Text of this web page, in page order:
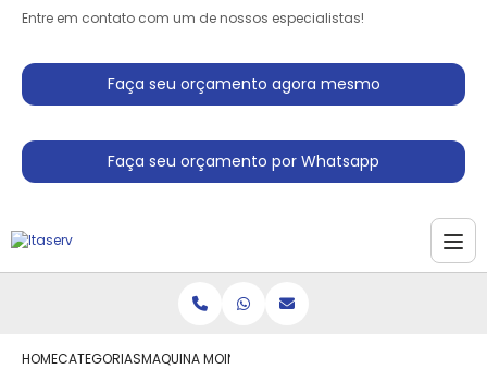
Entre em contato com um de nossos especialistas!
Faça seu orçamento agora mesmo
Faça seu orçamento por Whatsapp
HOMECATEGORIASMAQUINA MOINHO PARA MOAGEM